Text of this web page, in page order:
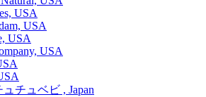
USA
USA
USA
USA
ュチュベビ , Japan